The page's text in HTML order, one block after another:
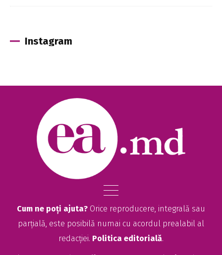
Instagram
Cum ne poți ajuta? Orice reproducere, integrală sau
parțială, este posibilă numai cu acordul prealabil al
redacției. Politica editorială.